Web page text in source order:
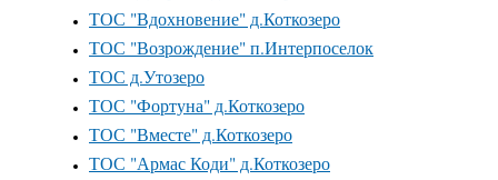
ТОС "Вдохновение" д.Коткозеро
ТОС "Возрождение" п.Интерпоселок
ТОС д.Утозеро
ТОС "Фортуна" д.Коткозеро
ТОС "Вместе" д.Коткозеро
ТОС "Армас Коди" д.Коткозеро